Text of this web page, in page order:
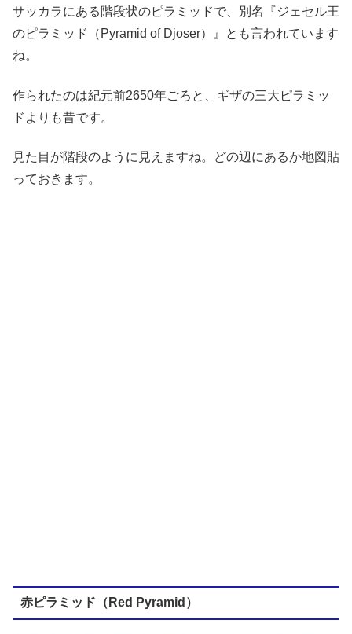
サッカラにある階段状のピラミッドで、別名『ジェセル王
のピラミッド（Pyramid of Djoser）』とも言われています
ね。
作られたのは紀元前2650年ごろと、ギザの三大ピラミッ
ドよりも昔です。
見た目が階段のように見えますね。どの辺にあるか地図貼
っておきます。
赤ピラミッド（Red Pyramid）